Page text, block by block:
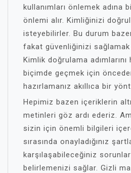
kullanımları önlemek adına
önlemi alır. Kimliğinizi
isteyebilirler. Bu durum
fakat güvenliğinizi
Kimlik doğrulama adımlarını
biçimde geçmek için
hazırlamanız akıllıca bir
Hepimiz bazen içeriklerin
metinleri göz ardı ederiz.
sizin için önemli bilgileri
sırasında onayladığınız
karşılaşabileceğiniz
belirlemenizi sağlar. Gizli